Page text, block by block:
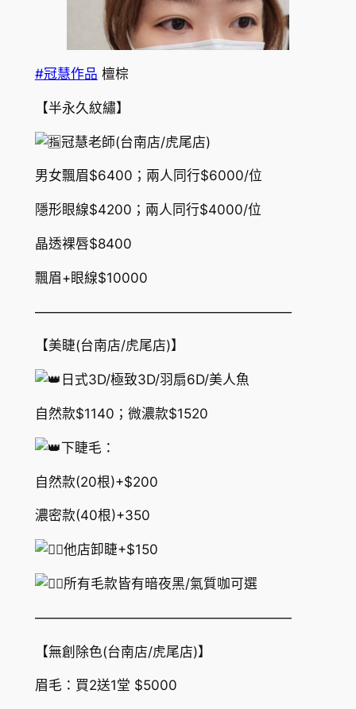
#冠慧作品 檀棕
【半永久紋繡】
冠慧老師(台南店/虎尾店)
男女飄眉$6400；兩人同行$6000/位
隱形眼線$4200；兩人同行$4000/位
晶透裸唇$8400
飄眉+眼線$10000
———————————————————
【美睫(台南店/虎尾店)】
日式3D/極致3D/羽扇6D/美人魚
自然款$1140；微濃款$1520
下睫毛：
自然款(20根)+$200
濃密款(40根)+350
他店卸睫+$150
所有毛款皆有暗夜黑/氣質咖可選
———————————————————
【無創除色(台南店/虎尾店)】
眉毛：買2送1堂 $5000